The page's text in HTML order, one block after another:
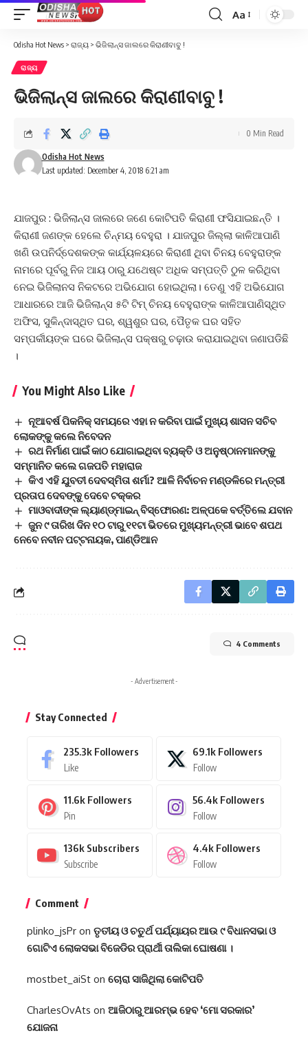
Font
Aa
Odisha Hot News > ରାଜ୍ୟ > ଭିଜିଲାନ୍ସ ଜାଲରେ କିରାଣୀବାବୁ !
ରାଜ୍ୟ
ଭିଜିଲାନ୍ସ ଜାଲରେ କିରାଣୀବାବୁ !
Last updated: December 4, 2018 6:21 am
Odisha Hot News
0 Min Read
ଯାଜପୁର : ଭିଜିଲାନ୍ସ ଜାଲରେ ଜଣେ କୋଟିପତି କିରାଣୀ ଫସିଯାଇଛନ୍ତି ।
କିରାଣୀ ଜଣଙ୍କ ହେଲେ ଚିନ୍ମୟ ବେହୁରା । ଯାଜପୁର ଜିଲ୍ଲା କାଳିଆପାଣି
ଖଣି ଉପନିର୍ଦ୍ଦେଶକଙ୍କ କାର୍ଯ୍ୟଳୟରେ କିରାଣୀ ଥିବା ଚିନୟ ବେହୁରାଙ୍କ
ନାମରେ ପୂର୍ବରୁ ନିଜ ଆୟ ଠାରୁ ଯଥେଷ୍ଟ ଅଧିକ ସମ୍ପତ୍ତି ଠୁଳ କରିଥିବା
ନେଇ ଭିଜିଲାନସ ନିକଟରେ ଅଭିଯୋଗ ହୋଇଥିଲା। ତେଣୁ ଏହି ଅଭିଯୋଗ
ଆଧାରରେ ଆଜି ଭିଜିଲାନ୍ସ ୫ଟି ଟିମ୍ ଚିନୟ ବେହୁରାଙ୍କ କାଳିଆପାଣିସ୍ଥିତ
ଅଫିସ, ସୁକିନ୍ଦାସ୍ଥିତ ଘର, ଶ୍ୱଶୁର ଘର, ପୈତୃକ ଘର ସହିତ
ସମ୍ପର୍କୀୟଙ୍କ ଘରେ ଭିଜିଲାନ୍ସ ପକ୍ଷରୁ ଚଢ଼ାଉ କରାଯାଇଥିବା ଜଣାପଡିଛି
।
You Might Also Like
ନୂଆବର୍ଷ ପିକନିକ୍ ସମୟରେ ଏହା ନ କରିବା ପାଇଁ ମୁଖ୍ୟ ଶାସନ ସଚିବ
ଲୋକଙ୍କୁ କଲେ ନିବେଦନ
ରଥ ନିର୍ମାଣ ପାଇଁ କାଠ ଯୋଗାଇଥିବା ବ୍ୟକ୍ତି ଓ ଅନୁଷ୍ଠାନମାନଙ୍କୁ
ସମ୍ମାନିତ କଲେ ଗଜପତି ମହାରାଜ
କିଏ ଏହି ଯୁବତୀ ଦେବସ୍ମିତା ଶର୍ମା? ଆଳି ନିର୍ବାଚନ ମଣ୍ଡଳିରେ ମନ୍ତ୍ରୀ
ପ୍ରତାପ ଦେବଙ୍କୁ ଦେବେ ଟକ୍କର
ମାଓବାଦୀଙ୍କ ଲ୍ୟାଣ୍ଡ୍‌ମାଇନ୍‌ ବିସ୍ଫୋରଣ: ଅଳ୍ପକେ ବର୍ତ୍ତିଲେ ଯବାନ
ଜୁନ ୯ ତାରିଖ ଦିନ ୧୦ ଟାରୁ ୧୧ଟା ଭିତରେ ମୁଖ୍ୟମନ୍ତ୍ରୀ ଭାବେ ଶପଥ
ନେବେ ନବୀନ ପଟ୍ଟନାୟକ, ପାଣ୍ଡିଆନ
4 Comments
- Advertisement -
Stay Connected
235.3k Followers
Like
69.1k Followers
Follow
11.6k Followers
Pin
56.4k Followers
Follow
136k Subscribers
Subscribe
4.4k Followers
Follow
Comment
plinko_jsPr on ତୃତୀୟ ଓ ଚତୁର୍ଥ ପର୍ଯ୍ୟାୟର ଆଉ ୯ ବିଧାନସଭା ଓ
ଗୋଟିଏ ଲୋକସଭା ବିଜେଡିର ପ୍ରାର୍ଥୀ ତାଲିକା ଘୋଷଣା ।
mostbet_aiSt on ଚୋରା ସାଜିଥିଲା କୋଟିପତି
CharlesOvAts on ଆଜିଠାରୁ ଆରମ୍ଭ ହେବ ‘ମୋ ସରକାର’
ଯୋଜନା